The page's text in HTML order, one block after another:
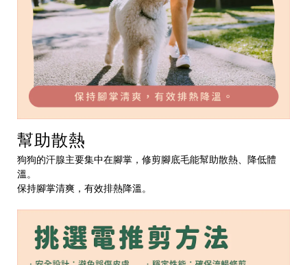
幫助散熱
狗狗的汗腺主要集中在腳掌，修剪腳底毛能幫助散熱、降低體
溫。
保持腳掌清爽，有效排熱降溫。